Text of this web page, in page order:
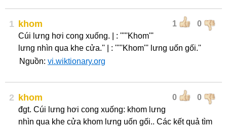
1 1 0
khom
Cúi lưng hơi cong xuống. | : '''''Khom'''
lưng nhìn qua khe cửa.'' | : '''''Khom''' lưng uốn gối.''
Nguồn: vi.wiktionary.org
2 0 0
khom
đgt. Cúi lưng hơi cong xuống: khom lưng
nhìn qua khe cửa khom lưng uốn gối.. Các kết quả tìm